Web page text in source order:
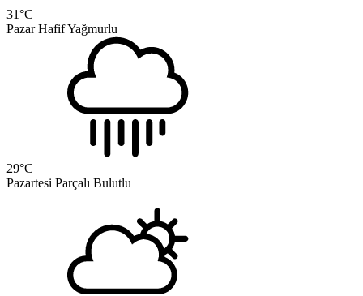
31°C
Pazar Hafif Yağmurlu
29°C
Pazartesi Parçalı Bulutlu